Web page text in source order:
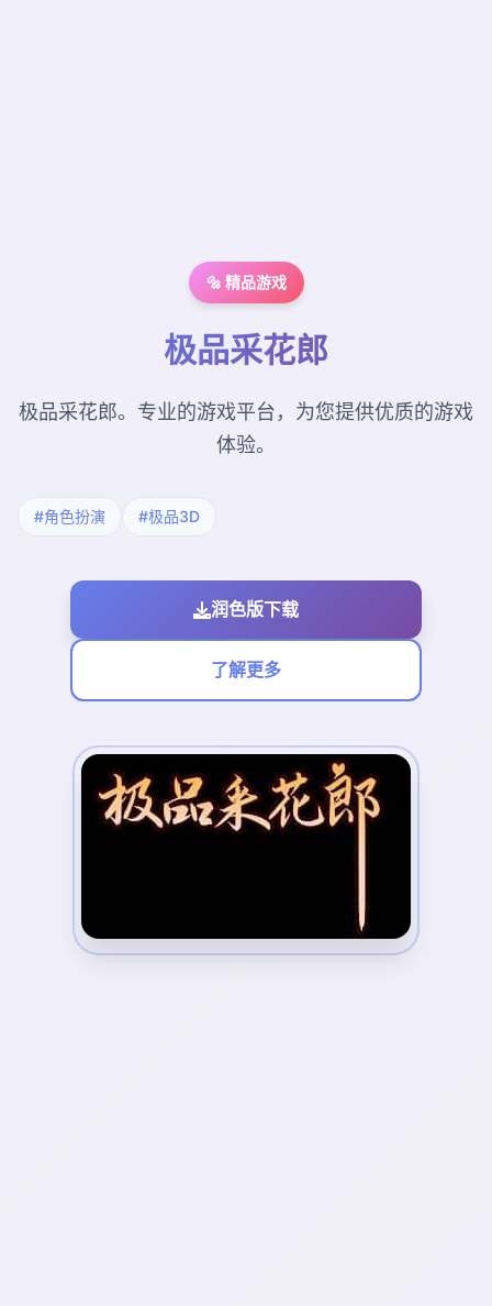
🔩 精品游戏
极品采花郎
极品采花郎。专业的游戏平台，为您提供优质的游戏
体验。
#角色扮演 #极品3D
润色版下载
了解更多